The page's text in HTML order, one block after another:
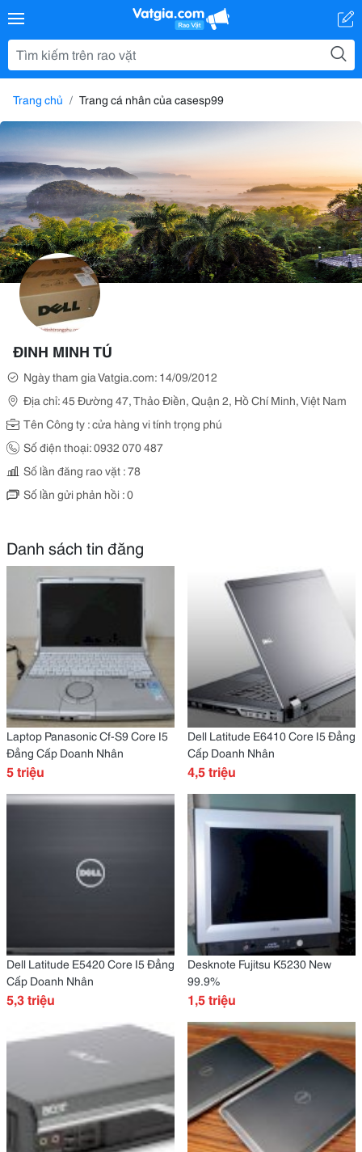
Trang chủ Trang cá nhân của casesp99
ĐINH MINH TÚ
Ngày tham gia Vatgia.com: 14/09/2012
Địa chỉ: 45 Đường 47, Thảo Điền, Quận 2, Hồ Chí Minh, Việt Nam
Tên Công ty : cửa hàng vi tính trọng phú
Số điện thoại: 0932 070 487
Số lần đăng rao vặt : 78
Số lần gửi phản hồi : 0
Danh sách tin đăng
Laptop Panasonic Cf-S9 Core I5
Đẳng Cấp Doanh Nhân
5 triệu
Dell Latitude E6410 Core I5 Đẳng
Cấp Doanh Nhân
4,5 triệu
Dell Latitude E5420 Core I5 Đẳng
Cấp Doanh Nhân
5,3 triệu
Desknote Fujitsu K5230 New
99.9%
1,5 triệu